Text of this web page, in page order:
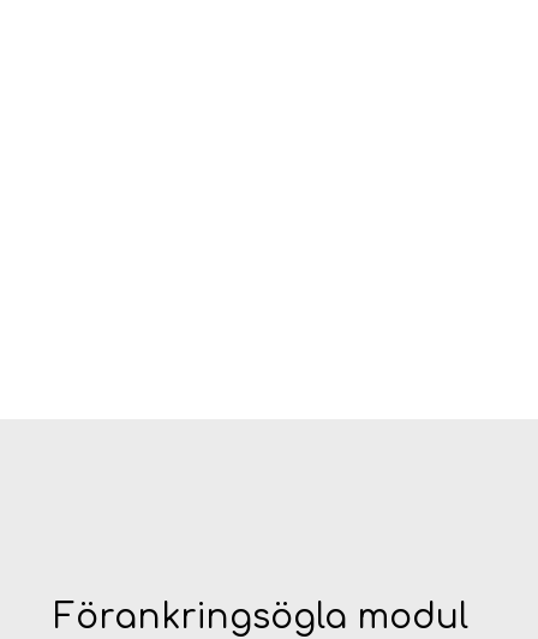
Förankringsögla modul